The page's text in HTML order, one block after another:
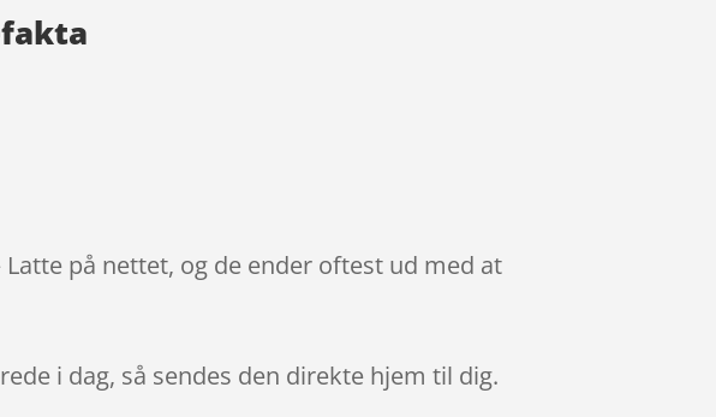
på nettet, og de ender oftest ud med at
i dag, så sendes den direkte hjem til dig.